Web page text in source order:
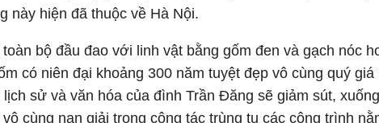
này hiện đã thuộc về Hà Nội.
bộ đầu đao với linh vật bằng gốm đen và gạch nóc
có niên đại khoảng 300 năm tuyệt đẹp vô cùng quý giá
lịch sử và văn hóa của đình Trần Đăng sẽ giảm sút,
cùng nan giải trong công tác trùng tu các công trình